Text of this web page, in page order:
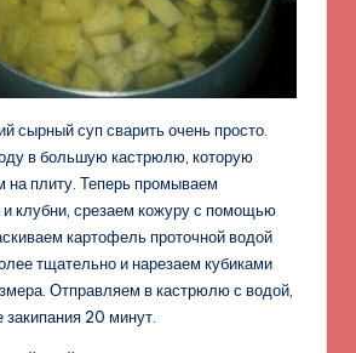
сырный суп сварить очень просто.
в большую кастрюлю, которую
плиту. Теперь промываем
клубни, срезаем кожуру с помощью
картофель проточной водой
тщательно и нарезаем кубиками
Отправляем в кастрюлю с водой,
20 минут.